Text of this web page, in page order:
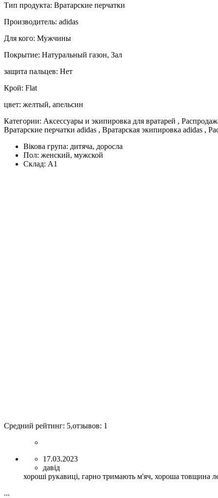
Тип продукта: Вратарские перчатки
Производитель: adidas
Для кого: Мужчины
Покрытие: Натуральный газон, Зал
защита пальцев: Нет
Крой: Flat
цвет: желтый, апельсин
Категории: Аксессуары и экипировка для вратарей ,
Вратарские перчатки adidas , Вратарская экипировка adidas ,
Вікова група: дитяча, доросла
Пол: женский, мужской
Склад: А1
Средний рейтинг: 5,отзывов: 1
17.03.2023
давід
хороші рукавиці, гарно тримають м'яч, хороша товщина
...